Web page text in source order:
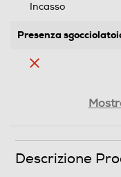
Incasso
Presenza
Descrizione
Descrizione